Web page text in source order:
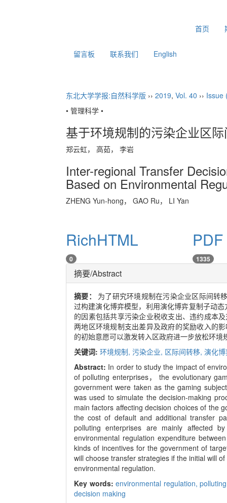
首页
留言板 联系我们 English
东北大学学报:自然科学版 ›› 2019, Vol. 40 ›› Issue
• 管理科学 •
基于环境规制的污染企业区
郑云虹， 高茹， 李岩
Inter-regional Transfer
Based on Environmental
ZHENG Yun-hong， GAO Ru， LI Yan
RichHTML
0 1335
摘要/Abstract
摘要： 为了研究环境规制在污染企业区际间转
过构建演化博弈模型，利用演化博弈复制子动
的因素包括共享污染企业税收支出、违约成本
两地区环境规制支出差异及政府的奖励收入的
的初始意愿可以激发转入区政府进一步放松环
关键词: 环境规制, 污染企业, 区际间转移, 演化
Abstract: In order to study the impact of
of polluting enterprises， the evolutionary
government were taken as the gaming
was used to simulate the decision-making
main factors affecting decision choices of the
the cost of default and additional transfer
polluting enterprises are mainly affected
environmental regulation expenditure
kinds of incentives for the government of
will choose transfer strategies if the initial will
environmental regulation.
Key words:environmental regulation,
decision making